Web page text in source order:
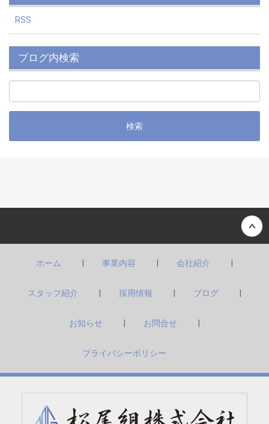
RSS
ブログ内検索
ホーム 事業内容 会社紹介
スタッフ紹介 採用情報 ブログ
お知らせ お問合せ
プライバシーポリシー